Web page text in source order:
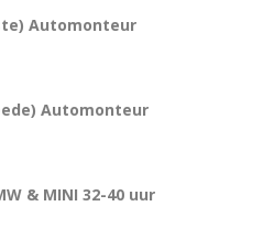
Automonteur
Automonteur
& MINI 32-40 uur